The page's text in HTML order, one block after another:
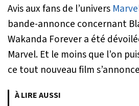
Avis aux fans de l’univers
bande-annonce concernant
Wakanda Forevera été
Marvel. Et le moins que l’on
ce tout nouveau film
À LIRE AUSSI